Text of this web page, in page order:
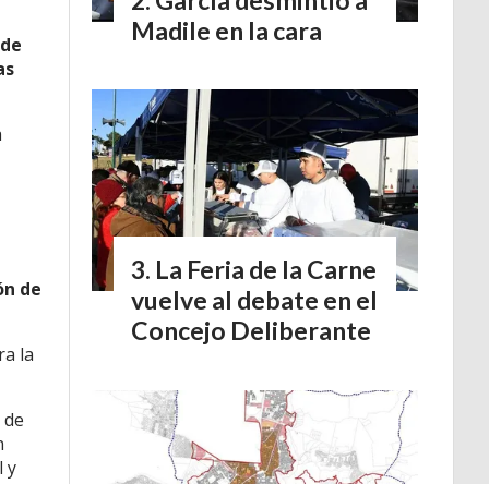
de
la
y
Madile en la cara
La Feria de la Carne
vuelve al debate en el
Concejo Deliberante